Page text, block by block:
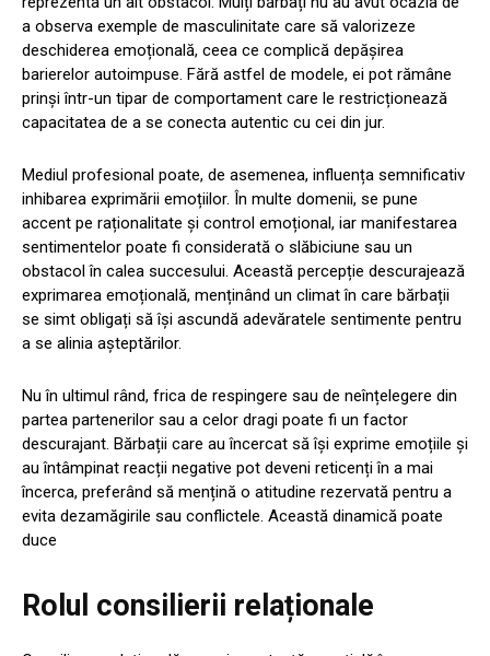
a observa exemple de masculinitate care să valorizeze
deschiderea emoțională, ceea ce complică depășirea
barierelor autoimpuse. Fără astfel de modele, ei pot rămâne
prinși într-un tipar de comportament care le restricționează
capacitatea de a se conecta autentic cu cei din jur.
Mediul profesional poate, de asemenea, influența semnificativ
inhibarea exprimării emoțiilor. În multe domenii, se pune
accent pe raționalitate și control emoțional, iar manifestarea
sentimentelor poate fi considerată o slăbiciune sau un
obstacol în calea succesului. Această percepție descurajează
exprimarea emoțională, menținând un climat în care bărbații
se simt obligați să își ascundă adevăratele sentimente pentru
a se alinia așteptărilor.
Nu în ultimul rând, frica de respingere sau de neînțelegere din
partea partenerilor sau a celor dragi poate fi un factor
descurajant. Bărbații care au încercat să își exprime emoțiile și
au întâmpinat reacții negative pot deveni reticenți în a mai
încerca, preferând să mențină o atitudine rezervată pentru a
evita dezamăgirile sau conflictele. Această dinamică poate
duce
Rolul consilierii relaționale